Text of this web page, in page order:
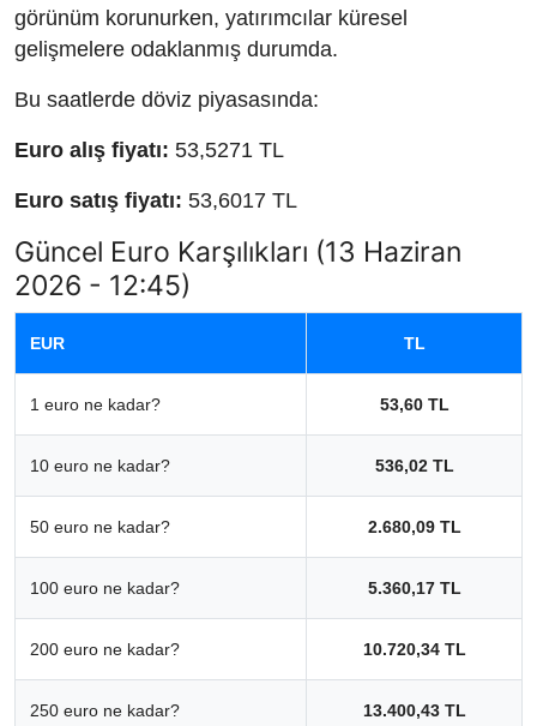
görünüm korunurken, yatırımcılar küresel
gelişmelere odaklanmış durumda.
Bu saatlerde döviz piyasasında:
Euro alış fiyatı: 53,5271 TL
Euro satış fiyatı: 53,6017 TL
Güncel Euro Karşılıkları (13 Haziran
2026 - 12:45)
EUR TL
1 euro ne kadar? 53,60 TL
10 euro ne kadar? 536,02 TL
50 euro ne kadar? 2.680,09 TL
100 euro ne kadar? 5.360,17 TL
200 euro ne kadar? 10.720,34 TL
250 euro ne kadar? 13.400,43 TL